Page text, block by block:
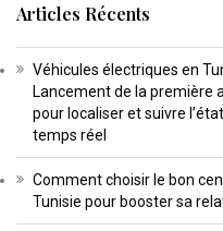
Articles Récents
Véhicules électriques en
Lancement de la première
pour localiser et suivre
temps réel
Comment choisir le bon
Tunisie pour booster sa